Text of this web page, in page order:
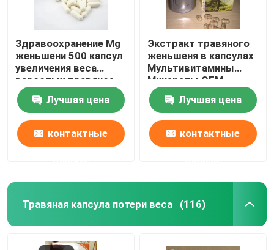
Здравоохранение Mg
женьшени 500 капсул
увеличения веса
взрослых травяное
Лучшая цена
контактные
Экстракт травяного
женьшеня в капсулах
Мультивитамины
Минералы OEM
Лучшая цена
контактные
Травяная капсула потери веса (116)